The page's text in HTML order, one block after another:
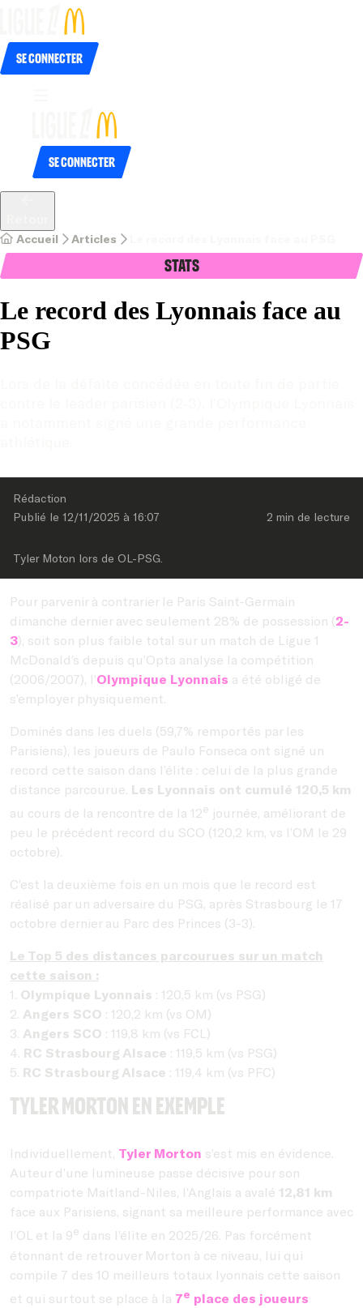
Se connecter
Se connecter
Accueil Articles
Stats
Le record des Lyonnais face au
PSG
Rédaction
Publié le 12/11/2025 à 16:07 2 min de lecture
Tyler Moton lors de OL-PSG.
Pour parvenir à contrarier le Paris Saint-Germain
dimanche dernier avec seulement 28% de possession (2-
3), soit son plus faible total sur un match de Ligue 1
McDonald’s depuis qu’Opta analyse la compétition
(2006/2007), l’Olympique Lyonnais a été obligé de
s’employer physiquement.
Dominés dans les duels (59,7% remportés par les
Parisiens), les joueurs de Paulo Fonseca ont signé un
record cette saison dans l’élite : celui de la plus grande
distance parcourue. Les Lyonnais ont cumulé 120,5 km
au cours de la rencontre de la 12e journée, améliorant de
peu le précédent record du SCO (120,2 km, vs l’OM le 29
octobre).
C’est la deuxième fois en un mois que le record est
réalisé par un adversaire du PSG, après Strasbourg le 17
octobre dernier au Parc des Princes (3-3).
Le Top 5 des distances parcourues sur un match
cette saison :
1. Olympique Lyonnais : 120,5 km (vs PSG)
2. Angers SCO : 120,2 km (vs OM)
3. Angers SCO : 119,8 km (vs FCL)
4. RC Strasbourg Alsace : 119,5 km (vs PSG)
5. RC Strasbourg Alsace : 119,4 km (vs PFC)
Tyler Morton en exemple
Individuellement, Tyler Morton s’est mis en évidence.
Auteur d’une lumineuse passe décisive pour son
compatriote Maitland-Niles, l’Anglais a avalé 12,81 km
face aux Parisiens, signant sa meilleure performance avec
l’OL et la 9e dans l’élite en 2025/26. Pas forcément
étonnant de retrouver Morton à ce niveau, lui qui
compile 7 des 10 meilleurs totaux lyonnais cette saison
et qui surtout se place à la 7e place des joueurs